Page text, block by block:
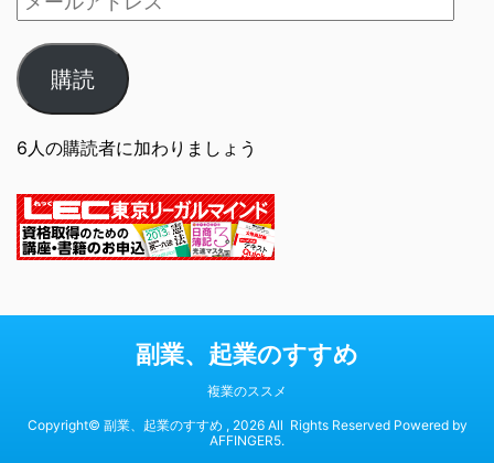
購読
6人の購読者に加わりましょう
副業、起業のすすめ
複業のススメ
Copyright© 副業、起業のすすめ , 2026 All Rights Reserved Powered by
AFFINGER5.